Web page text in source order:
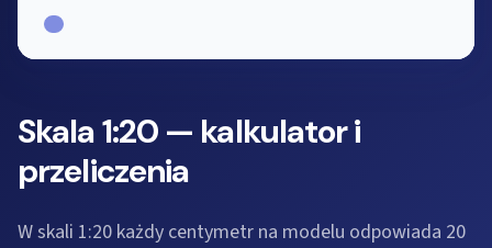
Skala 1:20 — kalkulator i
przeliczenia
W skali 1:20 każdy centymetr na modelu odpowiada 20